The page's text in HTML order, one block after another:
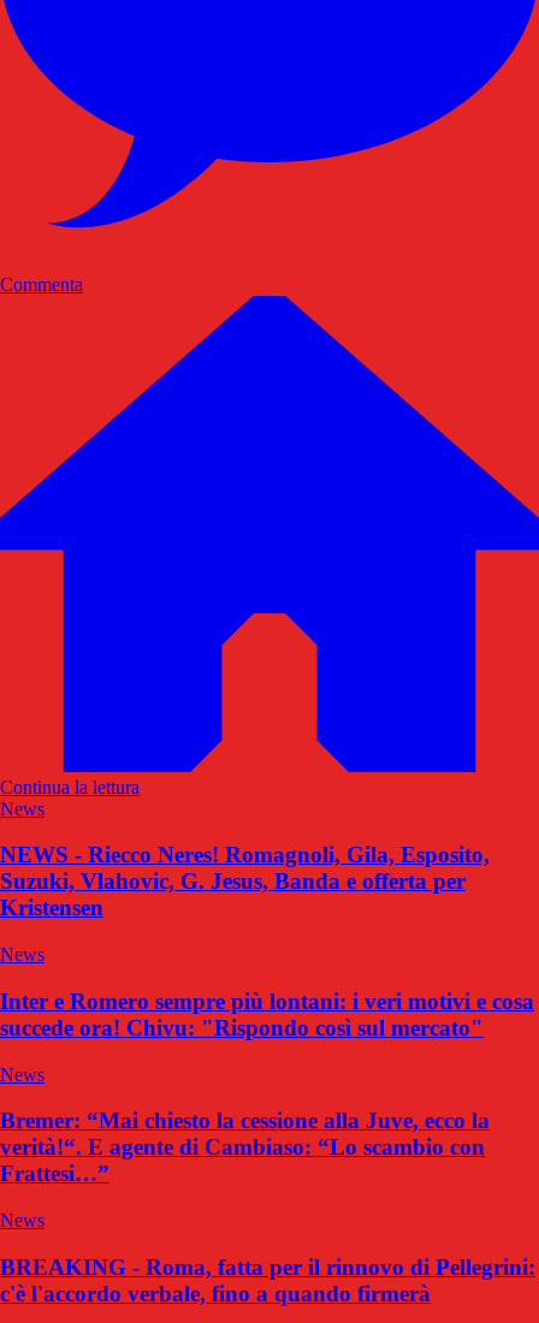
Commenta
Continua la lettura
News
NEWS - Riecco Neres! Romagnoli, Gila, Esposito,
Suzuki, Vlahovic, G. Jesus, Banda e offerta per
Kristensen
News
Inter e Romero sempre più lontani: i veri motivi e cosa
succede ora! Chivu: "Rispondo così sul mercato"
News
Bremer: “Mai chiesto la cessione alla Juve, ecco la
verità!“. E agente di Cambiaso: “Lo scambio con
Frattesi…”
News
BREAKING - Roma, fatta per il rinnovo di Pellegrini:
c'è l'accordo verbale, fino a quando firmerà